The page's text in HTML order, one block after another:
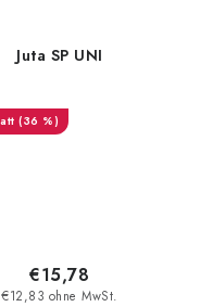
Juta SP UNI
(36 %)
€12,83 ohne MwSt.
€15,78